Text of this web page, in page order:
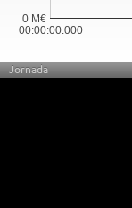
00:00:00.000
0 M€
Jornada